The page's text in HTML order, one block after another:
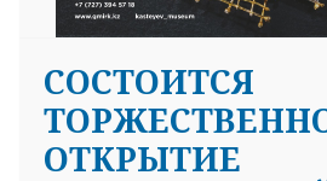
CОСТОИТСЯ
ОТКРЫТИЕ